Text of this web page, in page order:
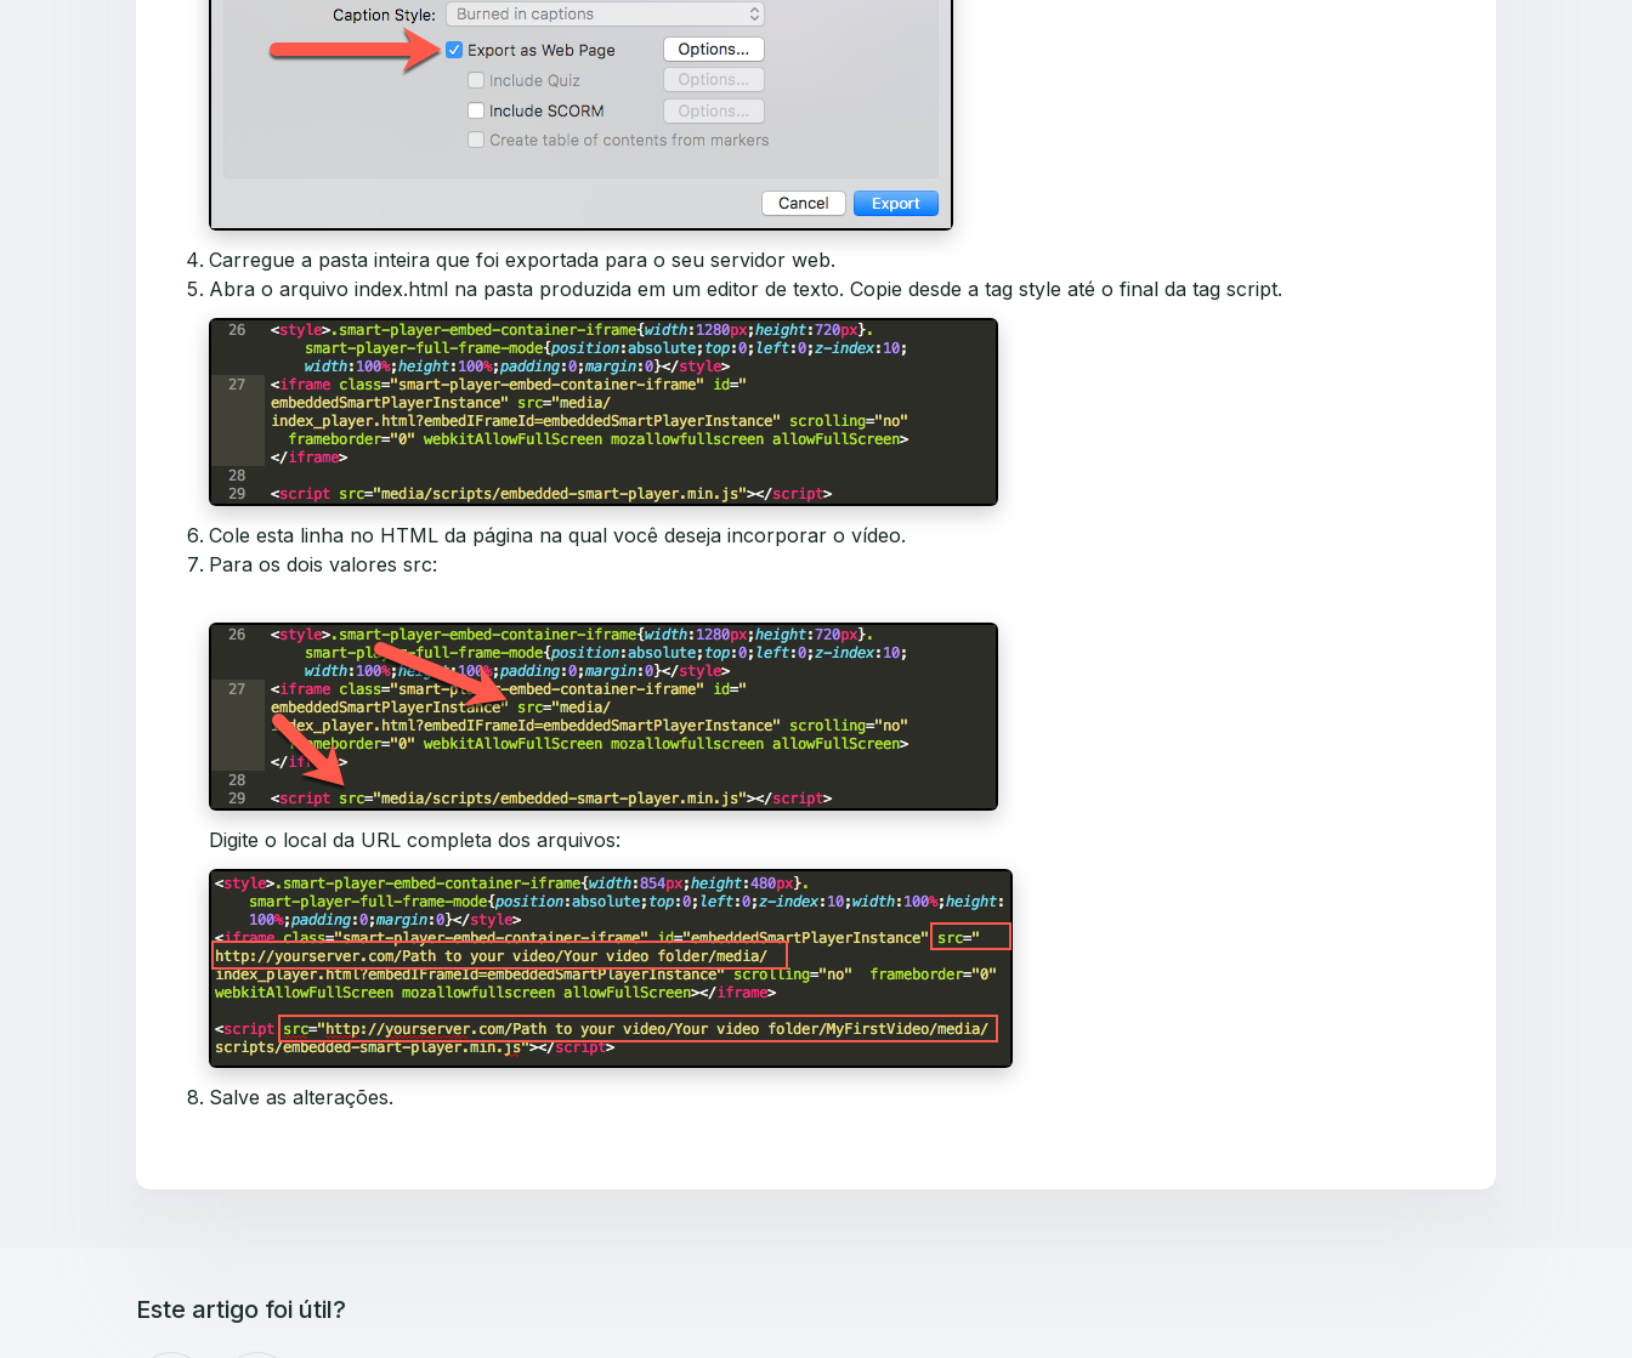
Carregue a pasta inteira que foi exportada para o seu servidor web.
Abra o arquivo index.html na pasta produzida em um editor de texto. Copie desde a tag style até o final da tag script.
Cole esta linha no HTML da página na qual você deseja incorporar o vídeo.
Para os dois valores src:
Digite o local da URL completa dos arquivos:
Salve as alterações.
Este artigo foi útil?